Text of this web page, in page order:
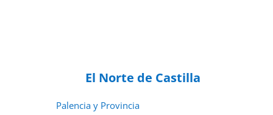
El Norte de Castilla
Palencia y Provincia